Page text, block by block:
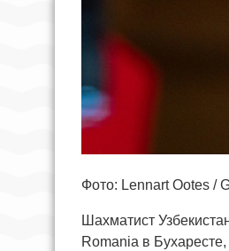
Фото: Lennart Ootes /
Шахматист
Romania в